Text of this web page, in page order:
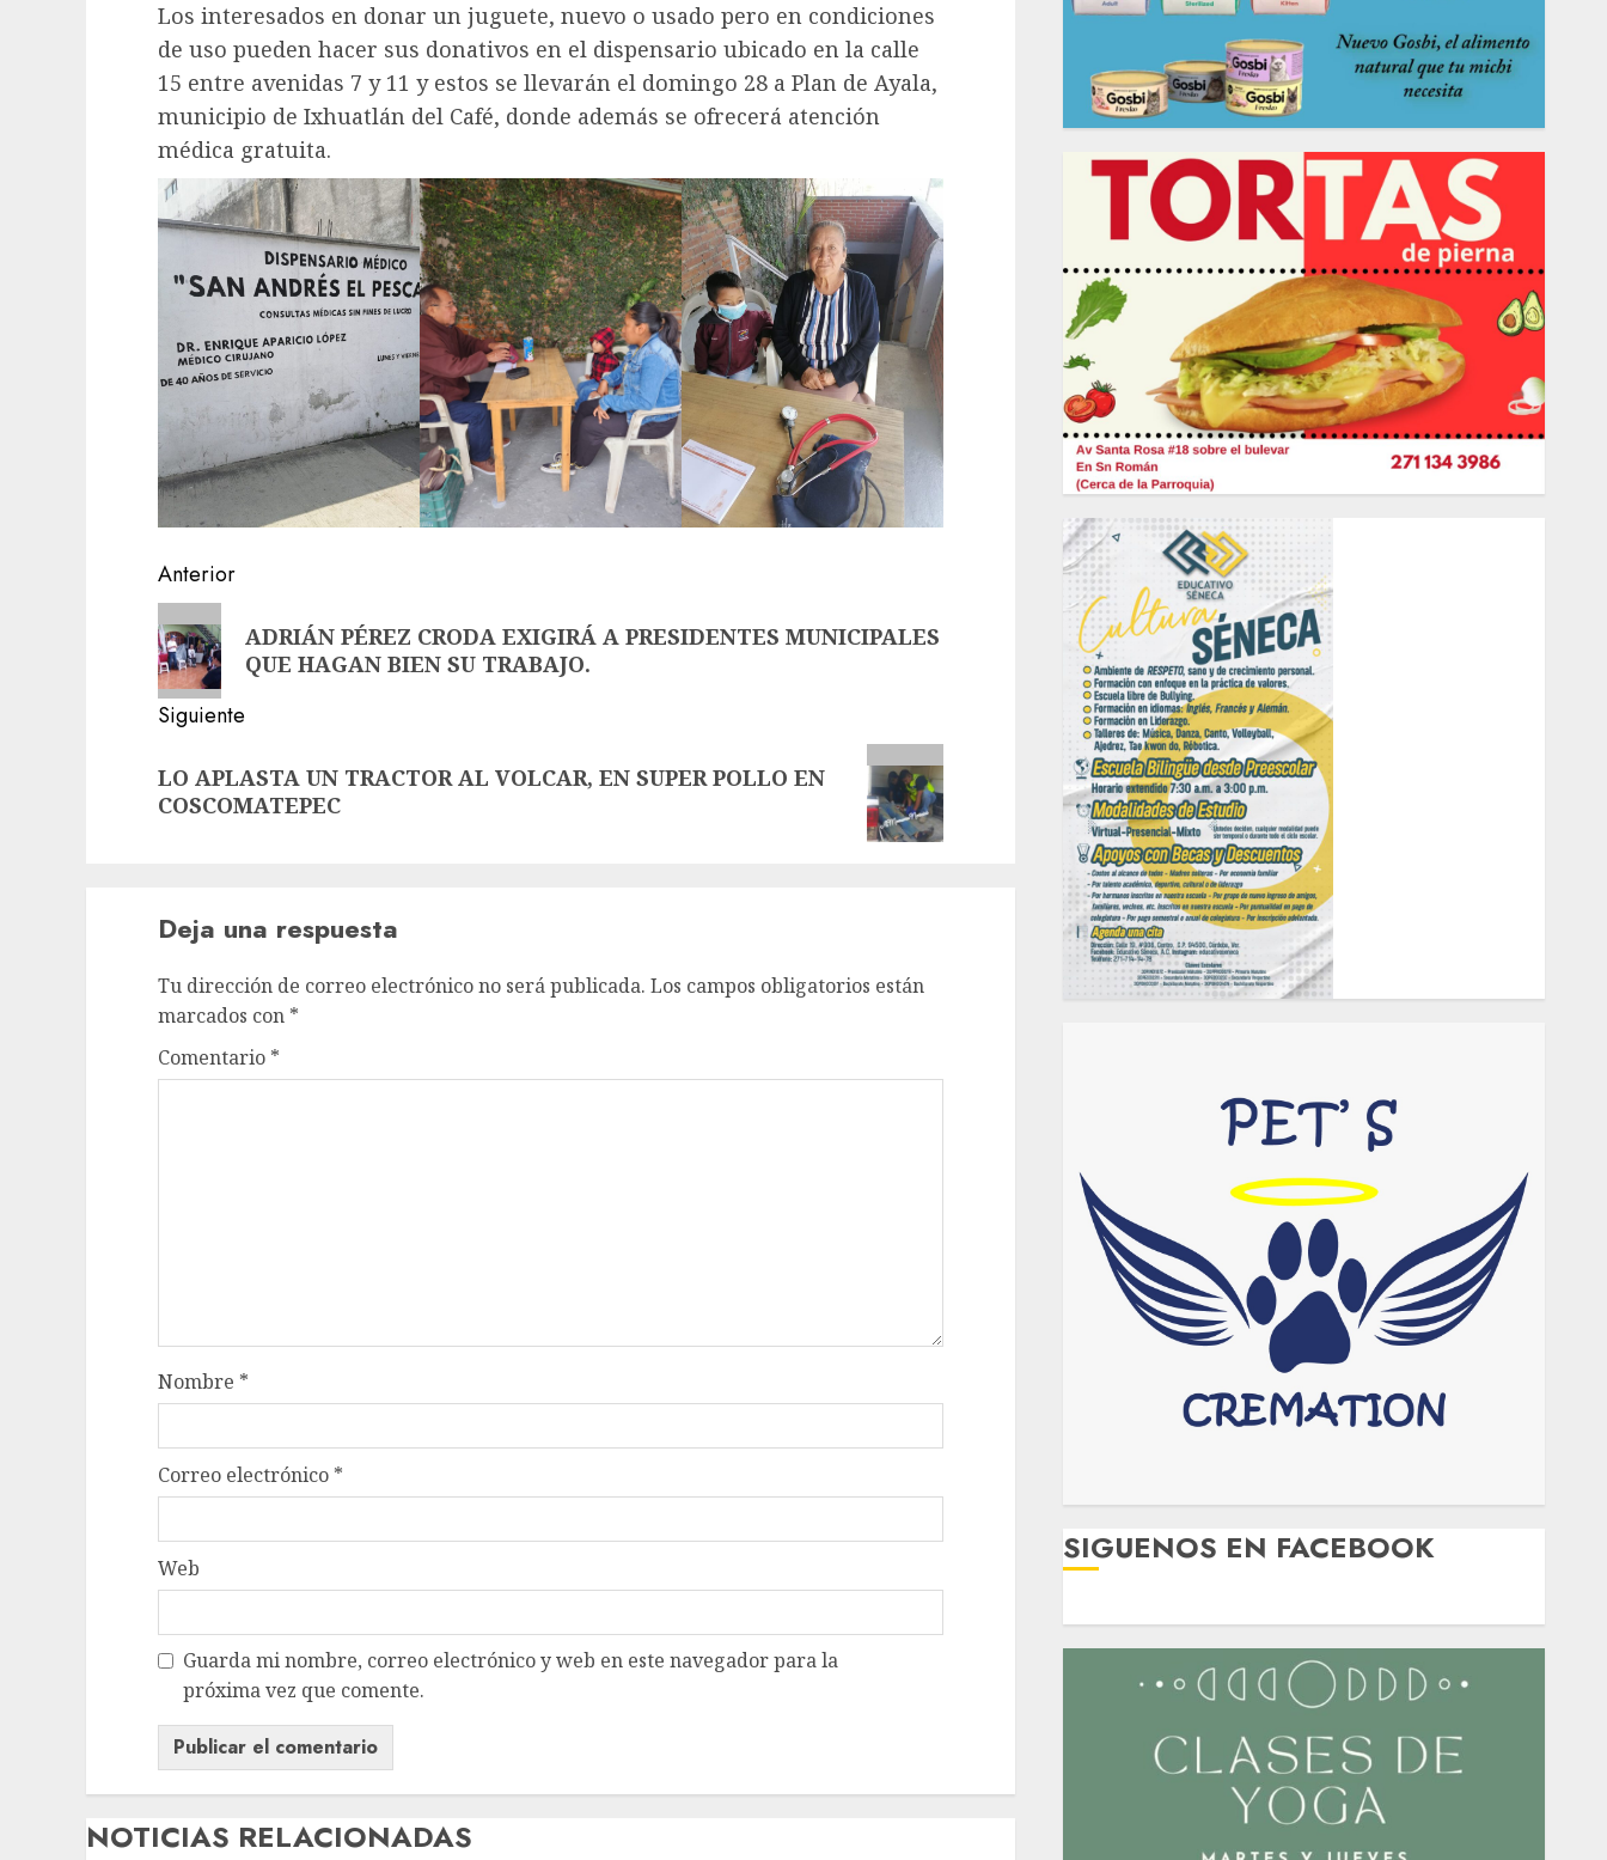
Los interesados en donar un juguete, nuevo o usado pero en condiciones
de uso pueden hacer sus donativos en el dispensario ubicado en la calle
15 entre avenidas 7 y 11 y estos se llevarán el domingo 28 a Plan de Ayala,
municipio de Ixhuatlán del Café, donde además se ofrecerá atención
médica gratuita.
Navegación
de
entradas
Anterior
Entrada
anterior: ADRIÁN PÉREZ CRODA EXIGIRÁ A PRESIDENTES MUNICIPALES
QUE HAGAN BIEN SU TRABAJO.
Siguiente
entrada:
LO APLASTA UN TRACTOR AL VOLCAR, EN SUPER POLLO EN
COSCOMATEPEC
Deja una respuesta
Tu dirección de correo electrónico no será publicada. Los campos obligatorios están
marcados con *
Comentario *
Nombre *
Correo electrónico *
Web
Guarda mi nombre, correo electrónico y web en este navegador para la
próxima vez que comente.
NOTICIAS RELACIONADAS
SIGUENOS EN FACEBOOK